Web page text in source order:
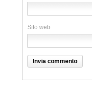
Sito web